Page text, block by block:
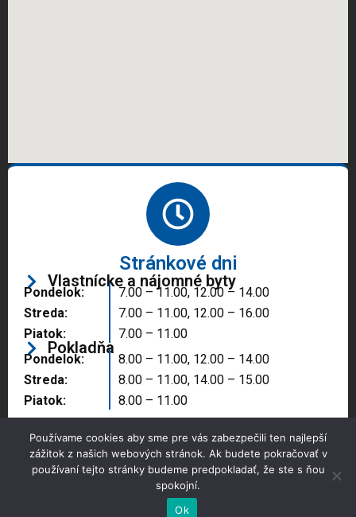
Stránkové dni
Vlastnícke a nájomné byty
Pondelok:
Streda:
Piatok:
7.00 – 11.00, 12.00 – 14.00
7.00 – 11.00, 12.00 – 16.00
7.00 – 11.00
Pokladňa
Pondelok:
Streda:
Piatok:
8.00 – 11.00, 12.00 – 14.00
8.00 – 11.00, 14.00 – 15.00
8.00 – 11.00
Copyright © 2025 Správa majetku mesta, n.o.,
Partizánske
Používame cookies aby sme pre vás zabezpečili ten najlepší
zážitok z našich webových stránok. Ak budete pokračovať v
používaní tejto stránky budeme predpokladať, že ste s ňou
spokojní.
Ok